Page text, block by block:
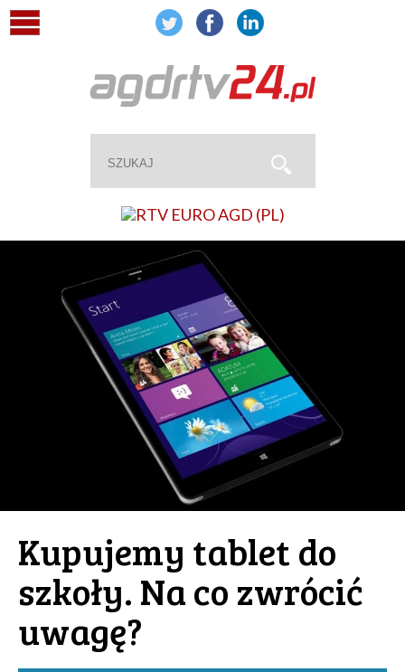
Kupujemy tablet do
szkoły. Na co zwrócić
uwagę?